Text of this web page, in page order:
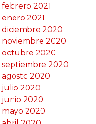
febrero 2021
enero 2021
diciembre 2020
noviembre 2020
octubre 2020
septiembre 2020
agosto 2020
julio 2020
junio 2020
mayo 2020